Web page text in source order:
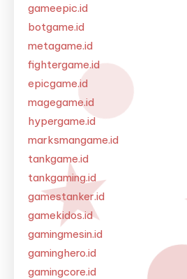
gameepic.id
botgame.id
metagame.id
fightergame.id
epicgame.id
magegame.id
hypergame.id
marksmangame.id
tankgame.id
tankgaming.id
gamestanker.id
gamekidos.id
gamingmesin.id
gaminghero.id
gamingcore.id